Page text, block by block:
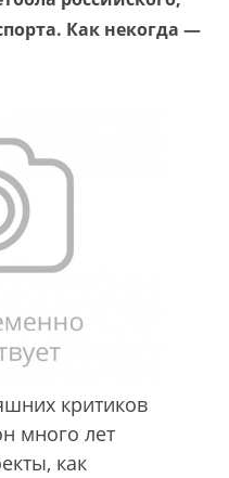
Как некогда —
критиков
много лет
как